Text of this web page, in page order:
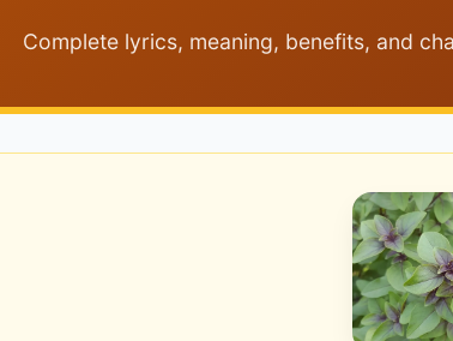
Complete lyrics, meaning, benefits, and